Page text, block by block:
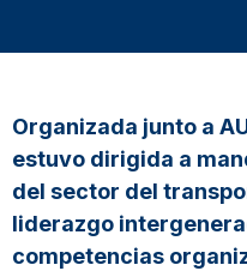
Organizada junto a
estuvo dirigida a
del sector del
liderazgo
competencias